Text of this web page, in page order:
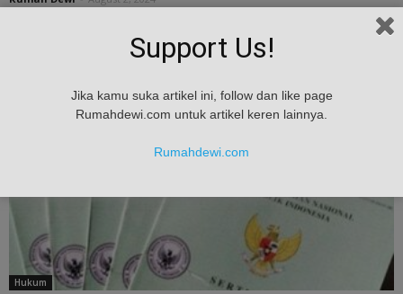
Saat mendapatkan warisan rumah/tanah atau membeli rumah bekas
orang lain, ada baiknya untuk segera...
Hukum
Support Us!
Jika kamu suka artikel ini, follow dan like page
Rumahdewi.com untuk artikel keren lainnya.
Rumahdewi.com